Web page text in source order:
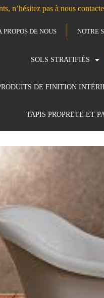
n’hésitez pas à nous
PROPOS DE NOUS NOTRE
SOLS STRATIFIÉS
DE FINITION
TAPIS PROPRETE ET